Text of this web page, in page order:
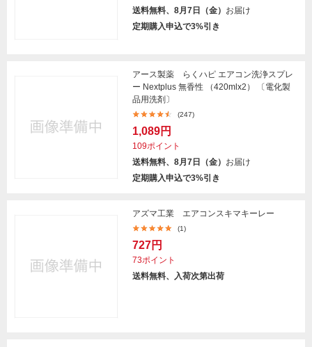
送料無料、8月7日（金） お届け
定期購入申込で3%引き
アース製薬 らくハピ エアコン洗浄スプレ
ー Nextplus 無香性 （420mlx2） 〔電化製
品用洗剤〕
(247)
1,089円
109ポイント
送料無料、8月7日（金） お届け
定期購入申込で3%引き
アズマ工業 エアコンスキマキーレー
(1)
727円
73ポイント
送料無料、入荷次第出荷